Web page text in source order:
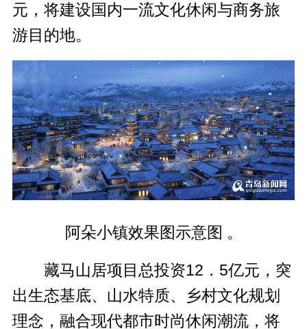
元，将建设国内一流文化休闲与商务旅
游目的地。
阿朵小镇效果图示意图 。
藏马山居项目总投资12．5亿元，突
出生态基底、山水特质、乡村文化规划
理念，融合现代都市时尚休闲潮流，将